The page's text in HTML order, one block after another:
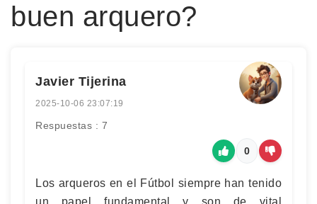
buen arquero?
Javier Tijerina
2025-10-06 23:07:19
Respuestas : 7
0
Los arqueros en el Fútbol siempre han tenido
un papel fundamental y son de vital